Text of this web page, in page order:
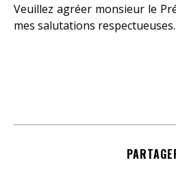
Veuillez agréer monsieur le
mes salutations respectueuses.